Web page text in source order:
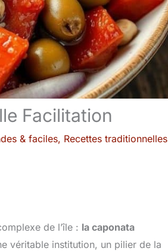
Facilitation
& faciles, Recettes traditionnelles
de l’île : la caponata
véritable institution, un pilier de la